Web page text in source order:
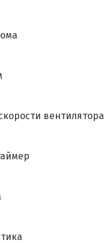
вентилятора